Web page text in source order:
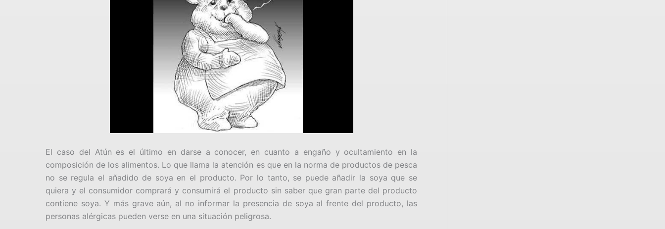
El caso del Atún es el último en darse a conocer, en cuanto a engaño y ocultamiento en la
composición de los alimentos. Lo que llama la atención es que en la norma de productos de pesca
no se regula el añadido de soya en el producto. Por lo tanto, se puede añadir la soya que se
quiera y el consumidor comprará y consumirá el producto sin saber que gran parte del producto
contiene soya. Y más grave aún, al no informar la presencia de soya al frente del producto, las
personas alérgicas pueden verse en una situación peligrosa.